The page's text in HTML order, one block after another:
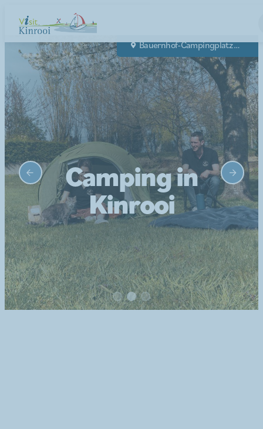
Camping in
Kinrooi
Wohnmobilstellplatz Kessenich
Camping Papillon
Bauernhof-Campingplatz Biej Bokke